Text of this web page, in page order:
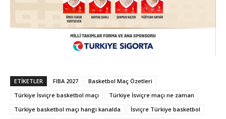
ETIKETLER FIBA 2027
Basketbol Maç Özetleri
Türkiye İsviçre basketbol maçı
Türkiye İsviçre maçı ne zaman
Türkiye basketbol maçı hangi kanalda
İsviçre Türkiye basketbol